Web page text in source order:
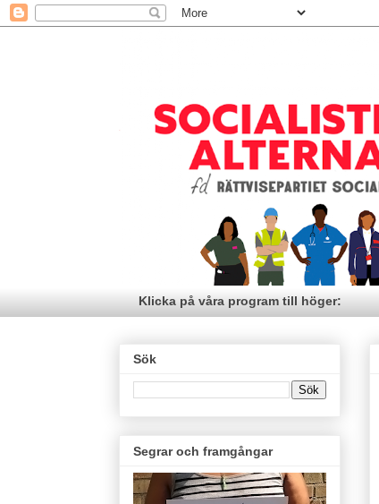
Klicka på våra program till höger:
Sök
Segrar och framgångar